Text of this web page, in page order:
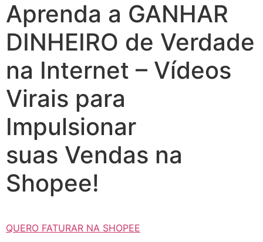
Aprenda a GANHAR
DINHEIRO de Verdade
na Internet – Vídeos
Virais para
Impulsionar
suas Vendas na
Shopee!
QUERO FATURAR NA SHOPEE